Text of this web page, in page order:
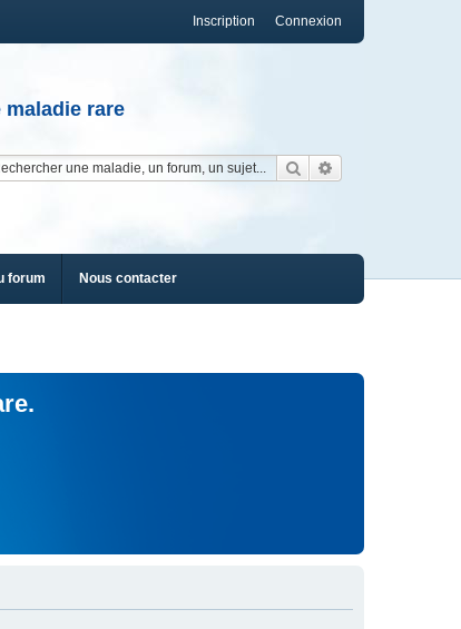
Connexion
Inscription
rare
Rechercher
forum Nous contacter